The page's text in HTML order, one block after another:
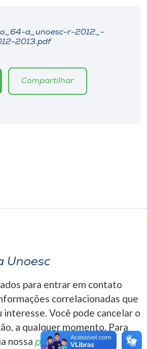
a_unoesc-r-2012_-
2013.pdf
Compartilhar
Unoesc
para entrar em contato
correlacionadas que
interesse. Você pode cancelar o
a qualquer momento. Para
nossa política de